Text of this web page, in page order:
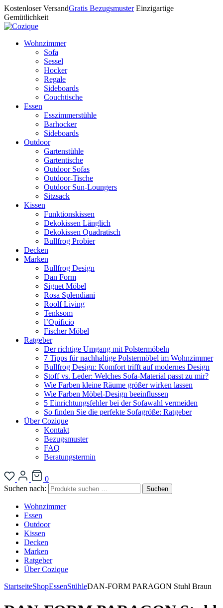
Kostenloser VersandGratis Bezugsmuster Einzigartige
Gemütlichkeit
Wohnzimmer
Sofa
Sessel
Hocker
Regale
Sideboards
Couchtische
Essen
Esszimmerstühle
Barhocker
Sideboards
Outdoor
Gartenstühle
Gartentische
Outdoor Sofas
Outdoor-Tische
Outdoor Sun-Loungers
Sitzsack
Kissen
Funktionskissen
Dekokissen Länglich
Dekokissen Quadratisch
Bullfrog Probier
Decken
Marken
Bullfrog Design
Dan Form
Signet Möbel
Rosa Splendiani
Roolf Living
Tenksom
l’Opificio
Fischer Möbel
Ratgeber
Der richtige Umgang mit Polstermöbeln
7 Tipps für nachhaltige Polstermöbel im Wohnzimmer
Bullfrog Design: Komfort trifft auf modernes Design
Stoff vs. Leder: Welches Sofa-Material passt zu mir?
Wie Farben kleine Räume größer wirken lassen
Wie Farben Möbel-Design beeinflussen
5 Einrichtungsfehler bei der Sofawahl vermeiden
So finden Sie die perfekte Sofagröße: Ratgeber
Über Cozique
Kontakt
Bezugsmuster
FAQ
Beratungstermin
0
Suchen nach:
Suchen
Wohnzimmer
Essen
Outdoor
Kissen
Decken
Marken
Ratgeber
Über Cozique
StartseiteShopEssenStühleDAN-FORM PARAGON Stuhl Braun